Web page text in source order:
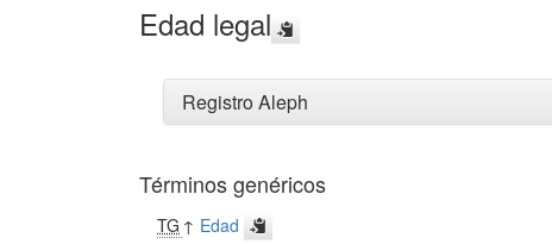
Edad legal
Registro Aleph
Términos genéricos
TG ↑ Edad